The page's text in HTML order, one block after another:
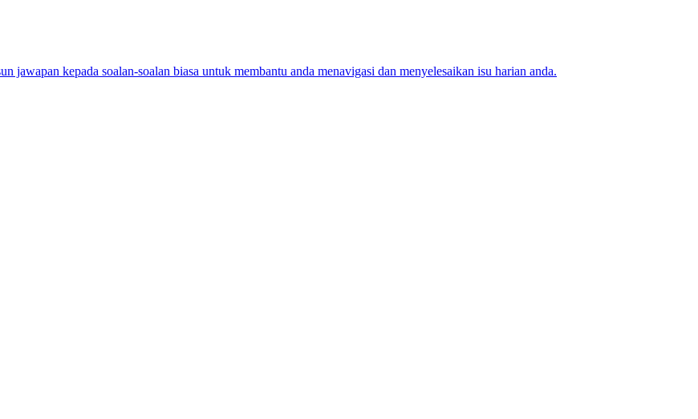
kepada soalan-soalan biasa untuk membantu anda menavigasi dan menyelesaikan isu harian anda.